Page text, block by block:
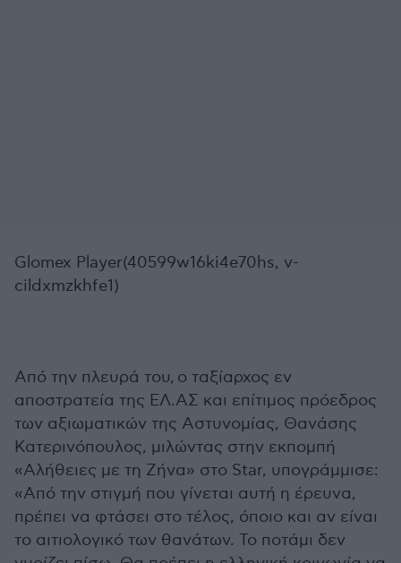
Glomex Player(40599w16ki4e70hs, v-
cildxmzkhfe1)
Από την πλευρά του, ο ταξίαρχος εν
αποστρατεία της ΕΛ.ΑΣ και επίτιμος πρόεδρος
των αξιωματικών της Αστυνομίας, Θανάσης
Κατερινόπουλος, μιλώντας στην εκπομπή
«Αλήθειες με τη Ζήνα» στο Star, υπογράμμισε:
«Από την στιγμή που γίνεται αυτή η έρευνα,
πρέπει να φτάσει στο τέλος, όποιο και αν είναι
το αιτιολογικό των θανάτων. Το ποτάμι δεν